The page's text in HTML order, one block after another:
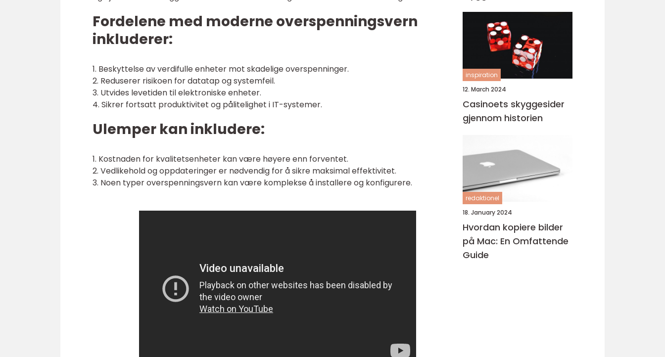
Fordelene med moderne overspenningsvern
inkluderer:
1. Beskyttelse av verdifulle enheter mot skadelige overspenninger.
2. Reduserer risikoen for datatap og systemfeil.
3. Utvides levetiden til elektroniske enheter.
4. Sikrer fortsatt produktivitet og pålitelighet i IT-systemer.
Ulemper kan inkludere:
1. Kostnaden for kvalitetsenheter kan være høyere enn forventet.
2. Vedlikehold og oppdateringer er nødvendig for å sikre maksimal effektivitet.
3. Noen typer overspenningsvern kan være komplekse å installere og konfigurere.
inspiration
12. March 2024
Casinoets skyggesider
gjennom historien
redaktionel
18. January 2024
Hvordan kopiere bilder
på Mac: En Omfattende
Guide